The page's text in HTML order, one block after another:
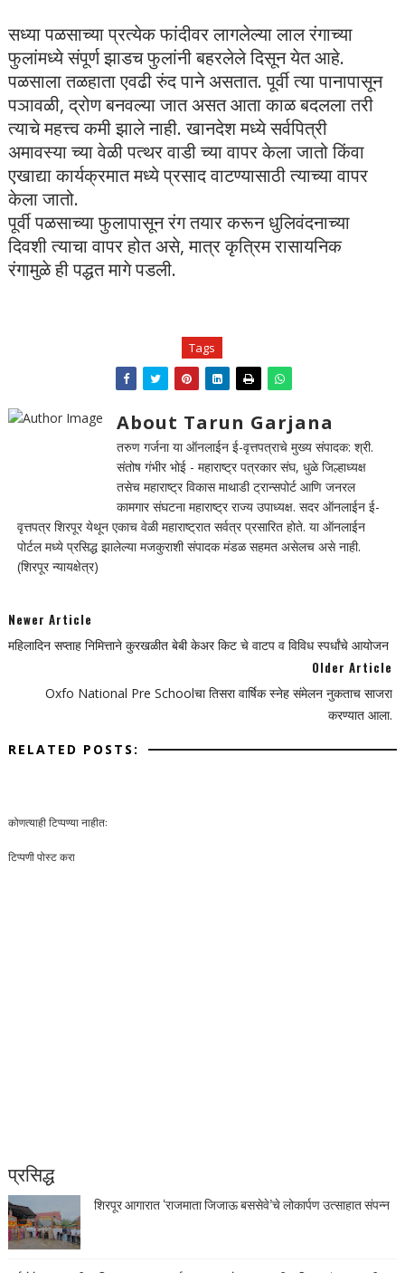
सध्या पळसाच्या प्रत्येक फांदीवर लागलेल्या लाल रंगाच्या
फुलांमध्ये संपूर्ण झाडच फुलांनी बहरलेले दिसून येत आहे.
पळसाला तळहाता एवढी रुंद पाने असतात. पूर्वी त्या पानापासून
पञावळी, द्रोण बनवल्या जात असत आता काळ बदलला तरी
त्याचे महत्त्व कमी झाले नाही. खानदेश मध्ये सर्वपित्री
अमावस्या च्या वेळी पत्थर वाडी च्या वापर केला जातो किंवा
एखाद्या कार्यक्रमात मध्ये प्रसाद वाटण्यासाठी त्याच्या वापर
केला जातो.
पूर्वी पळसाच्या फुलापासून रंग तयार करून धुलिवंदनाच्या
दिवशी त्याचा वापर होत असे, मात्र कृत्रिम रासायनिक
रंगामुळे ही पद्धत मागे पडली.
Tags
About Tarun Garjana
तरुण गर्जना या ऑनलाईन ई-वृत्तपत्राचे मुख्य संपादक: श्री.
संतोष गंभीर भोई - महाराष्ट्र पत्रकार संघ, धुळे जिल्हाध्यक्ष
तसेच महाराष्ट्र विकास माथाडी ट्रान्सपोर्ट आणि जनरल
कामगार संघटना महाराष्ट्र राज्य उपाध्यक्ष. सदर ऑनलाईन ई-
वृत्तपत्र शिरपूर येथून एकाच वेळी महाराष्ट्रात सर्वत्र प्रसारित होते. या ऑनलाईन
पोर्टल मध्ये प्रसिद्ध झालेल्या मजकुराशी संपादक मंडळ सहमत असेलच असे नाही.
(शिरपूर न्यायक्षेत्र)
Newer Article
महिलादिन सप्ताह निमित्ताने कुरखळीत बेबी केअर किट चे वाटप व विविध स्पर्धांचे आयोजन
Older Article
Oxfo National Pre Schoolचा तिसरा वार्षिक स्नेह संमेलन नुकताच साजरा
करण्यात आला.
RELATED POSTS:
कोणत्याही टिप्पण्‍या नाहीत:
टिप्पणी पोस्ट करा
प्रसिद्ध
शिरपूर आगारात ‘राजमाता जिजाऊ बससेवे’चे लोकार्पण उत्साहात संपन्न